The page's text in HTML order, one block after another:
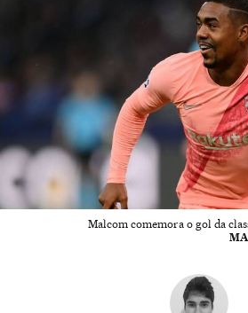
Malcom comemora o gol da